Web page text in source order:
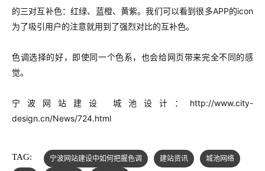
的三对互补色：红绿、蓝橙、黄紫。我们可以看到很多APP的icon
为了吸引用户的注意就用到了强烈对比的互补色。
色调选择的好，即使同一个色系，也会给网页带来完全不同的感
觉。
宁波网站建设 城池设计： http://www.city-
design.cn/News/724.html
TAG: 宁波网站建设中如何把握色调 建站资讯
城池网络